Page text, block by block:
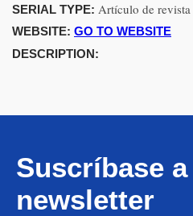
SERIAL TYPE: Artículo de revista
WEBSITE: GO TO WEBSITE
DESCRIPTION:
Suscríbase
newsletter